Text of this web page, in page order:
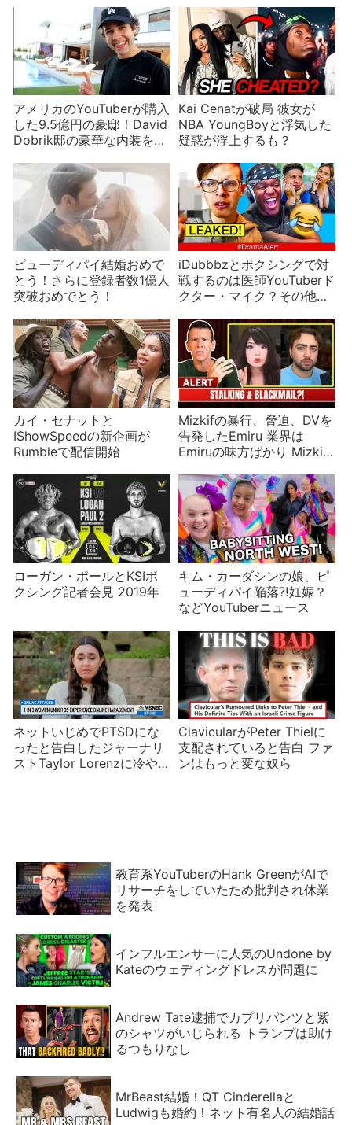
アメリカのYouTuberが購入
した9.5億円の豪邸！David
Dobrik邸の豪華な内装を紹
Kai Cenatが破局 彼女が
NBA YoungBoyと浮気した
疑惑が浮上するも？
ピューディパイ結婚おめで
とう！さらに登録者数1億人
突破おめでとう！
iDubbbzとボクシングで対
戦するのは医師YouTuberド
クター・マイク？その他の
カイ・セナットと
IShowSpeedの新企画が
Rumbleで配信開始
Mizkifの暴行、脅迫、DVを
告発したEmiru 業界は
Emiruの味方ばかり Mizkif
ローガン・ポールとKSIボ
クシング記者会見 2019年
キム・カーダシンの娘、ピ
ューディパイ陥落⁈妊娠？
などYouTuberニュース
ネットいじめでPTSDにな
ったと告白したジャーナリ
ストTaylor Lorenzに冷や
ClavicularがPeter Thielに
支配されていると告白 ファ
ンはもっと変な奴ら
教育系YouTuberのHank GreenがAIで
リサーチをしていたため批判され休業
を発表
インフルエンサーに人気のUndone by
Kateのウェディングドレスが問題に
Andrew Tate逮捕でカプリパンツと紫
のシャツがいじられる トランプは助け
るつもりなし
MrBeast結婚！QT Cinderellaと
Ludwigも婚約！ネット有名人の結婚話